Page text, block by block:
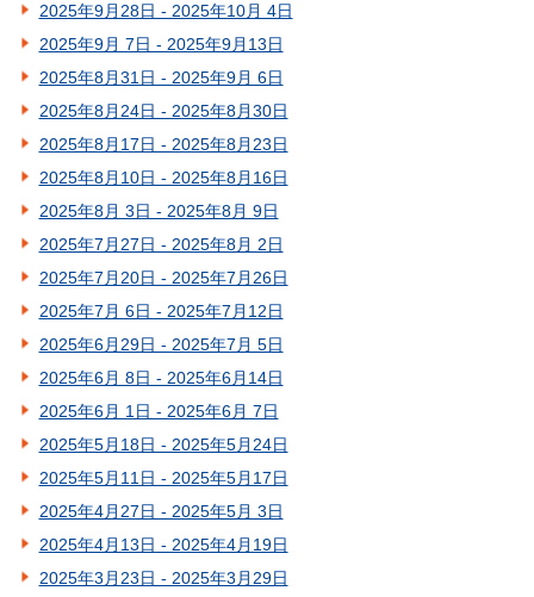
2025年9月28日 - 2025年10月 4日
2025年9月 7日 - 2025年9月13日
2025年8月31日 - 2025年9月 6日
2025年8月24日 - 2025年8月30日
2025年8月17日 - 2025年8月23日
2025年8月10日 - 2025年8月16日
2025年8月 3日 - 2025年8月 9日
2025年7月27日 - 2025年8月 2日
2025年7月20日 - 2025年7月26日
2025年7月 6日 - 2025年7月12日
2025年6月29日 - 2025年7月 5日
2025年6月 8日 - 2025年6月14日
2025年6月 1日 - 2025年6月 7日
2025年5月18日 - 2025年5月24日
2025年5月11日 - 2025年5月17日
2025年4月27日 - 2025年5月 3日
2025年4月13日 - 2025年4月19日
2025年3月23日 - 2025年3月29日